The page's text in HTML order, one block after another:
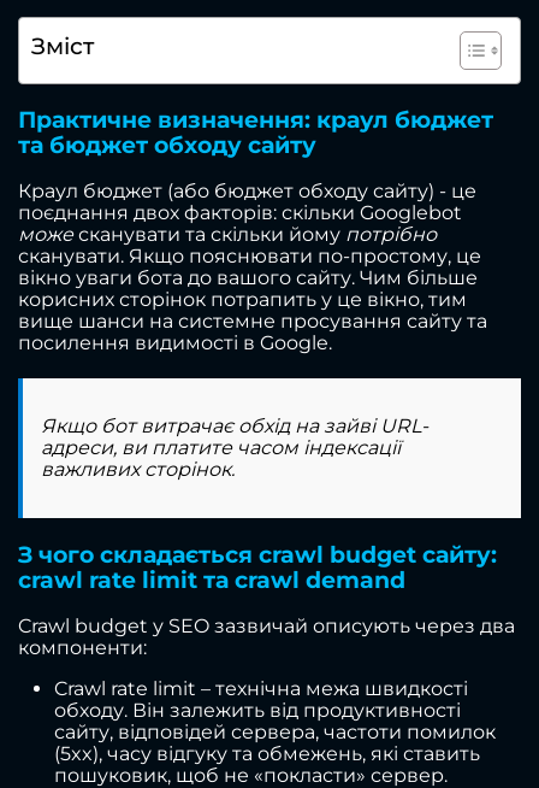
Зміст
Практичне визначення: краул бюджет
та бюджет обходу сайту
Краул бюджет (або бюджет обходу сайту) - це
поєднання двох факторів: скільки Googlebot
можесканувати та скільки йому потрібно
сканувати. Якщо пояснювати по-простому, це
вікно уваги бота до вашого сайту. Чим більше
корисних сторінок потрапить у це вікно, тим
вище шанси на системне просування сайту та
посилення видимості в Google.
Якщо бот витрачає обхід на зайві URL-
адреси, ви платите часом індексації
важливих сторінок.
З чого складається crawl budget сайту:
crawl rate limit та crawl demand
Crawl budget у SEO зазвичай описують через два
компоненти:
Crawl rate limit – технічна межа швидкості
обходу. Він залежить від продуктивності
сайту, відповідей сервера, частоти помилок
(5xx), часу відгуку та обмежень, які ставить
пошуковик, щоб не «покласти» сервер.